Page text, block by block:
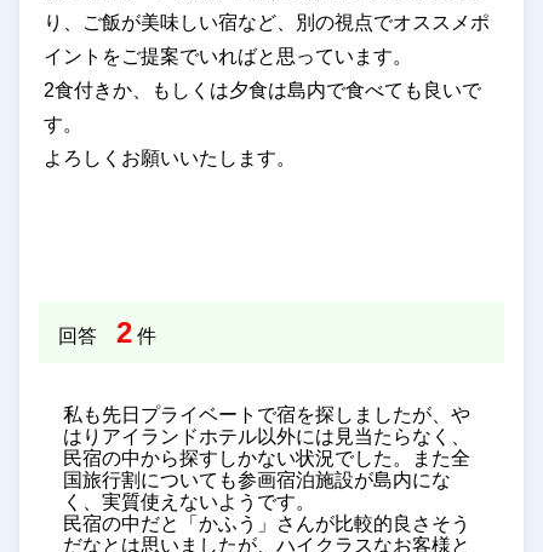
り、ご飯が美味しい宿など、別の視点でオススメポ
イントをご提案でいればと思っています。
2食付きか、もしくは夕食は島内で食べても良いで
す。
よろしくお願いいたします。
回答 2 件
私も先日プライベートで宿を探しましたが、や
はりアイランドホテル以外には見当たらなく、
民宿の中から探すしかない状況でした。また全
国旅行割についても参画宿泊施設が島内にな
く、実質使えないようです。
民宿の中だと「かふう」さんが比較的良さそう
だなとは思いましたが、ハイクラスなお客様と